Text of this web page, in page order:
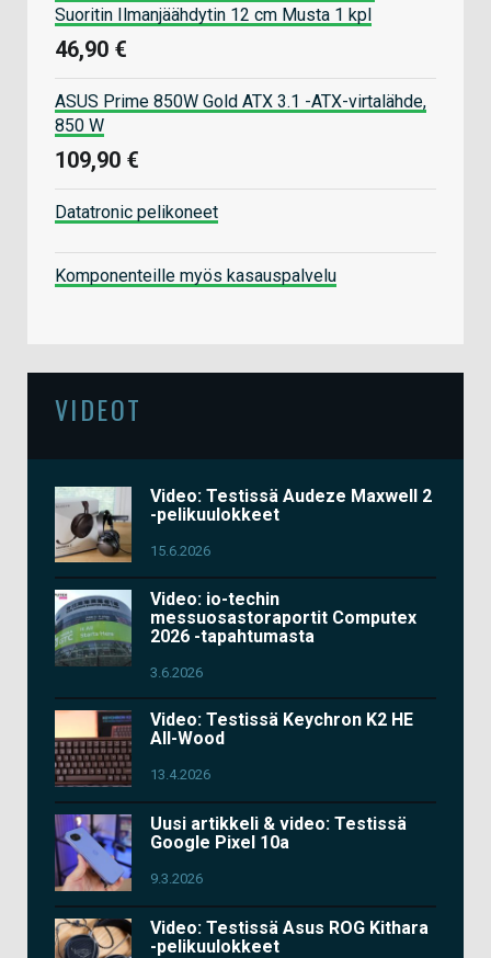
Suoritin Ilmanjäähdytin 12 cm Musta 1 kpl
46,90 €
ASUS Prime 850W Gold ATX 3.1 -ATX-virtalähde,
850 W
109,90 €
Datatronic pelikoneet
Komponenteille myös kasauspalvelu
VIDEOT
Video: Testissä Audeze Maxwell 2
-pelikuulokkeet
15.6.2026
Video: io-techin
messuosastoraportit Computex
2026 -tapahtumasta
3.6.2026
Video: Testissä Keychron K2 HE
All-Wood
13.4.2026
Uusi artikkeli & video: Testissä
Google Pixel 10a
9.3.2026
Video: Testissä Asus ROG Kithara
-pelikuulokkeet